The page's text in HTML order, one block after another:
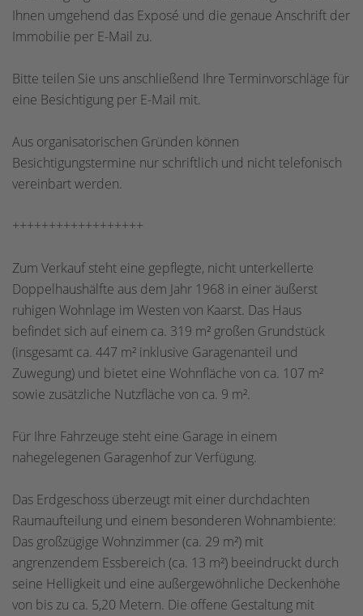
Ihnen umgehend das Exposé und die genaue Anschrift der
Immobilie per E-Mail zu.
Bitte teilen Sie uns anschließend Ihre Terminvorschläge für
eine Besichtigung per E-Mail mit.
Aus organisatorischen Gründen können
Besichtigungstermine nur schriftlich und nicht telefonisch
vereinbart werden.
++++++++++++++++++
Zum Verkauf steht eine gepflegte, nicht unterkellerte
Doppelhaushälfte aus dem Jahr 1968 in einer äußerst
ruhigen Wohnlage im Westen von Kaarst. Das Haus
befindet sich auf einem ca. 319 m² großen Grundstück
(insgesamt ca. 447 m² inklusive Garagenanteil und
Zuwegung) und bietet eine Wohnfläche von ca. 107 m²
sowie zusätzliche Nutzfläche von ca. 9 m².
Für Ihre Fahrzeuge steht eine Garage in einem
nahegelegenen Garagenhof zur Verfügung.
Das Erdgeschoss überzeugt mit einer durchdachten
Raumaufteilung und einem besonderen Wohnambiente:
Das großzügige Wohnzimmer (ca. 29 m²) mit
angrenzendem Essbereich (ca. 13 m²) beeindruckt durch
seine Helligkeit und eine außergewöhnliche Deckenhöhe
von bis zu ca. 5,20 Metern. Die offene Gestaltung mit